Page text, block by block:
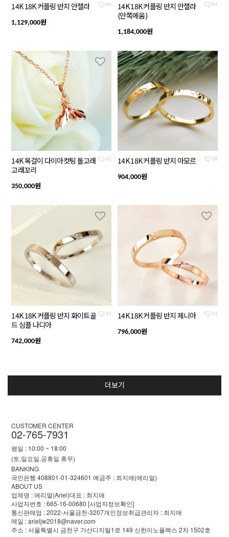
44
14K 18K 커플링 반지 안젤라
1,129,000원
44
14K 18K 커플링 반지 안젤라
(안쪽메움)
1,184,000원
41
14K 목걸이 다이아컷팅 돌고래
고래꼬리
350,000원
28
14K 18K 커플링 반지 아모르
904,000원
24
14K 18K 커플링 반지 화이트골
드 심플 나디아
742,000원
21
14K 18K 커플링 반지 제니아
796,000원
더보기
CUSTOMER CENTER
02-765-7931
평일 : 10:00 ~ 18:00
(토,일요일,공휴일 휴무)
BANKING
국민은행 408801-01-324601 예금주 : 최지애(에리얼)
ABOUT US
업체명 : 에리얼(Ariel)대표 : 최지애
사업자번호 : 665-16-00680[사업자정보확인]
통신판매업 : 2022-서울금천-3207개인정보취급관리자 : 최지애
메일 : arieljw2018@naver.com
주소 : 서울특별시 금천구 가산디지털1로 149 신한이노플렉스 2차 1502호